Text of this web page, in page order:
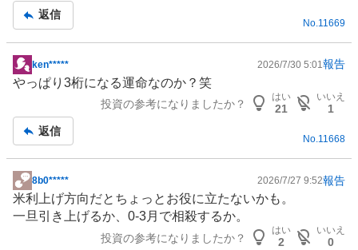
返信
No. 11669
掲
示
事
ken***** 2026/7/30 5:01 報告
やっぱり3桁になる運命なのか？笑
投資の参考になりましたか？
はい
21
いいえ
1
返信
No.11668
掲
示
8b0***** 2026/7/27 9:52報告
米利上げ方向だとちょっとお役に立たないかも。
一旦引き上げるか、0-3月で相殺するか。
投資の参考になりましたか？
はい
2
いいえ
0